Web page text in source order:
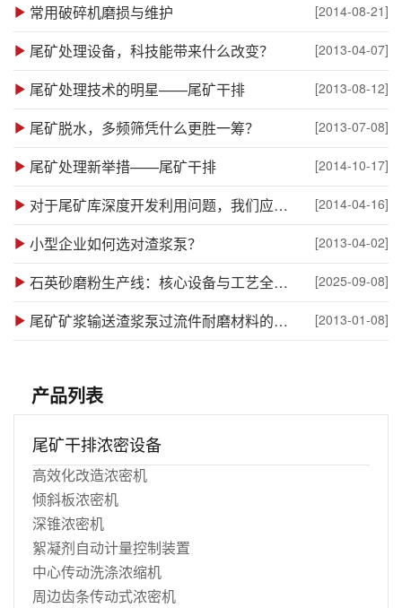
常用破碎机磨损与维护 [2014-08-21]
尾矿处理设备，科技能带来什么改变？ [2013-04-07]
尾矿处理技术的明星——尾矿干排 [2013-08-12]
尾矿脱水，多频筛凭什么更胜一筹？ [2013-07-08]
尾矿处理新举措——尾矿干排 [2014-10-17]
对于尾矿库深度开发利用问题，我们应该怎么做？ [2014-04-16]
小型企业如何选对渣浆泵？ [2013-04-02]
石英砂磨粉生产线：核心设备与工艺全解析 [2025-09-08]
尾矿矿浆输送渣浆泵过流件耐磨材料的研究 [2013-01-08]
产品列表
尾矿干排浓密设备
高效化改造浓密机
倾斜板浓密机
深锥浓密机
絮凝剂自动计量控制装置
中心传动洗涤浓缩机
周边齿条传动式浓密机